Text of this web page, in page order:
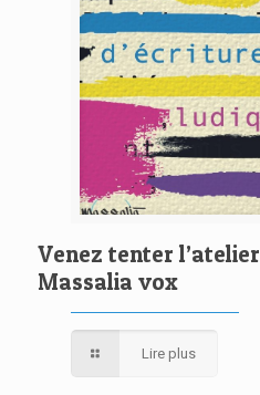
Venez tenter
Massalia vox
Lire plus